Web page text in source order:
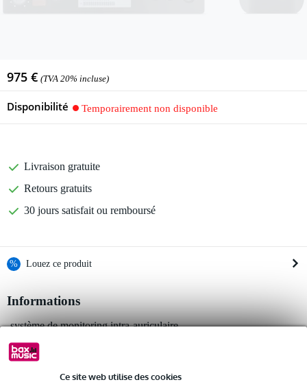
Ce site web utilise des cookies
975 € (TVA 20% incluse)
Disponibilité Temporairement non disponible
Livraison gratuite
Retours gratuits
30 jours satisfait ou remboursé
% Louez ce produit
Louez ce produit à partir de 70 € par mois
Location de plusieurs produits à la fois : min. 300 € et max.
Livraison à domicile
Résiliation possible du contrat après 4 mois
Informations
système de monitoring intra-auriculaire
fréquence : 630 - 654 MHz
AN/NA : 24 bits
Afficher toutes les caractéristiques du produit